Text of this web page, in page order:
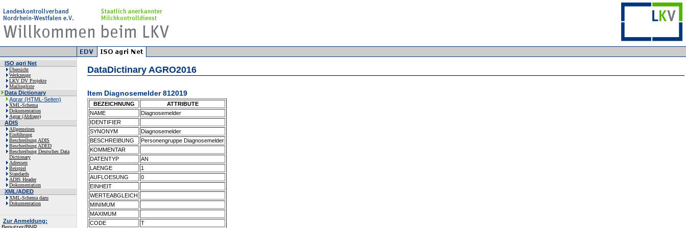
ISO agri Net
Übersicht
Werkzeuge
LKV DV Projekte
Mailingliste
Data Dictionary
Agrar (HTML-Seiten)
XML-Schema
Dokumentation
Agrar (Abfrage)
ADIS
Allgemeines
Einführung
Beschreibung ADIS
Beschreibung ADED
Beschreibung Deutsches Data
Dictionary
Adressen
Beispiel
Standards
ADIS Header
Dokumentation
XML/ADED
XML-Schema dazu
Dokumentation
Zur Anmeldung:
DataDictinary AGRO2016
Item Diagnosemelder 812019
BEZEICHNUNG
ATTRIBUTE
NAME
Diagnosemelder
IDENTIFIER
SYNONYM
Diagnosemelder
BESCHREIBUNG
Personengruppe Diagnosemelder
KOMMENTAR
DATENTYP
AN
LAENGE
1
AUFLOESUNG
0
EINHEIT
WERTEABGLEICH
MINIMUM
MAXIMUM
CODE
T